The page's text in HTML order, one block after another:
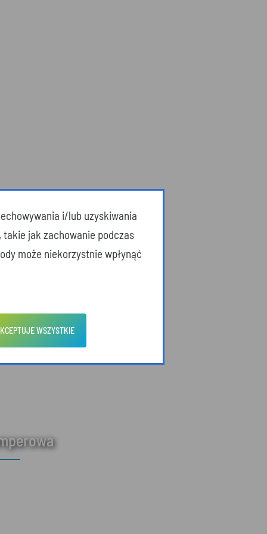
i/lub uzyskiwania
jak zachowanie podczas
może niekorzystnie wpłynąć
WSZYSTKIE